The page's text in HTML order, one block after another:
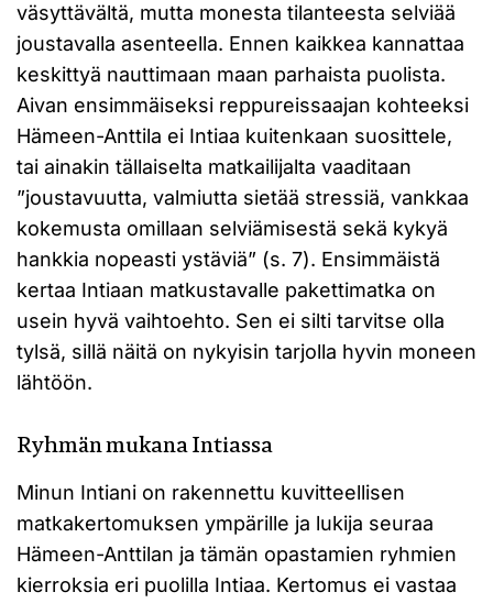
väsyttävältä, mutta monesta tilanteesta selviää
joustavalla asenteella. Ennen kaikkea kannattaa
keskittyä nauttimaan maan parhaista puolista.
Aivan ensimmäiseksi reppureissaajan kohteeksi
Hämeen-Anttila ei Intiaa kuitenkaan suosittele,
tai ainakin tällaiselta matkailijalta vaaditaan
”joustavuutta, valmiutta sietää stressiä, vankkaa
kokemusta omillaan selviämisestä sekä kykyä
hankkia nopeasti ystäviä” (s. 7). Ensimmäistä
kertaa Intiaan matkustavalle pakettimatka on
usein hyvä vaihtoehto. Sen ei silti tarvitse olla
tylsä, sillä näitä on nykyisin tarjolla hyvin moneen
lähtöön.
Ryhmän mukana Intiassa
Minun Intiani on rakennettu kuvitteellisen
matkakertomuksen ympärille ja lukija seuraa
Hämeen-Anttilan ja tämän opastamien ryhmien
kierroksia eri puolilla Intiaa. Kertomus ei vastaa